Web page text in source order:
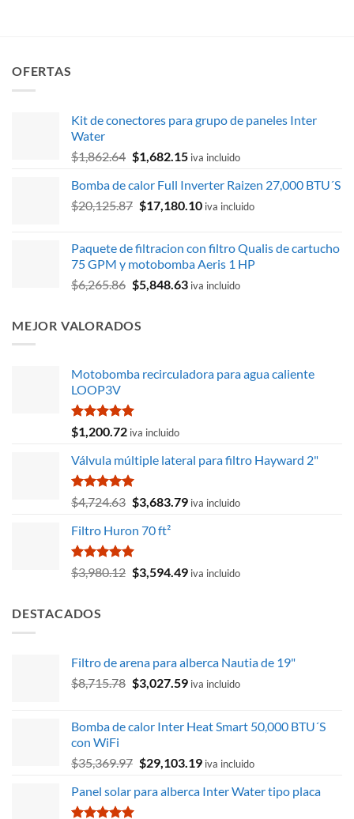
OFERTAS
Kit de conectores para grupo de paneles Inter
Water
$1,862.64 El
original
era:
$1,682.15El
actual
es:
iva incluido
Bomba de calor Full Inverter Raizen 27,000 BTU´S
$20,125.87 El
era:
$20,125.87.
$17,180.10El
es:
$17,180.10.
iva incluido
Paquete de filtracion con filtro Qualis de cartucho
75 GPM y motobomba Aeris 1 HP
$6,265.86 El
era:
$5,848.63Eliva incluido
MEJOR VALORADOS
Motobomba recirculadora para agua caliente
LOOP3V
Valorado
con
de 5
$1,200.72 iva incluido
Válvula múltiple lateral para filtro Hayward 2"
Valorado
con
de 5
$4,724.63 El
original
era:
$4,724.63.
$3,683.79El
$3,683.79.
iva incluido
Filtro Huron 70 ft²
Valorado
con
$3,980.12 El
$3,594.49Eliva incluido
DESTACADOS
Filtro de arena para alberca Nautia de 19"
$8,715.78 El
era:
$3,027.59El
es:
iva incluido
Bomba de calor Inter Heat Smart 50,000 BTU´S
con WiFi
$35,369.97 El
original
$29,103.19El
actual
iva incluido
Panel solar para alberca Inter Water tipo placa